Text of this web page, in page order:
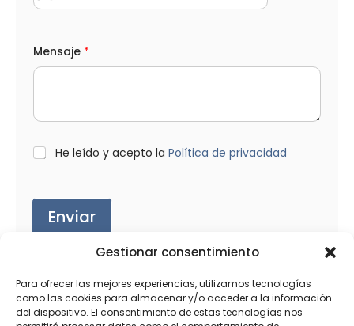
Gestionar consentimiento
Para ofrecer las mejores experiencias, utilizamos tecnologías
como las cookies para almacenar y/o acceder a la información
del dispositivo. El consentimiento de estas tecnologías nos
Mensaje *
L
O
*
He leído y acepto la Política de privacidad
Enviar
Productos relacionados